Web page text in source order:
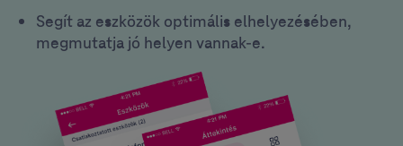
Segít az eszközök optimális elhelyezésében,
megmutatja jó helyen vannak-e.